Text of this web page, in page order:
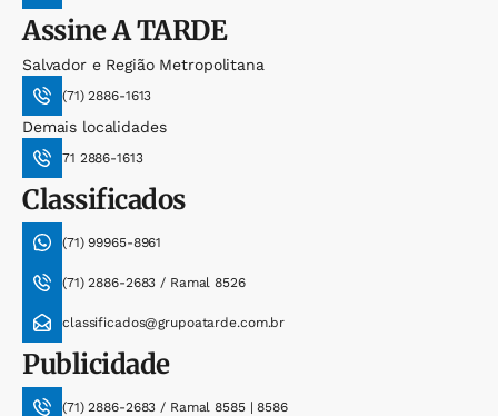
AssineA TARDE
Salvador e Região Metropolitana
(71) 2886-1613
Demais localidades
71 2886-1613
Classificados
(71) 99965-8961
(71) 2886-2683 / Ramal 8526
classificados@grupoatarde.com.br
Publicidade
(71) 2886-2683 / Ramal 8585 | 8586